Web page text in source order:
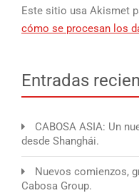
Este sitio usa Akismet
cómo se procesan los
Entradas
CABOSA ASIA: Un
desde Shanghái.
Nuevos comienzos,
Cabosa Group.